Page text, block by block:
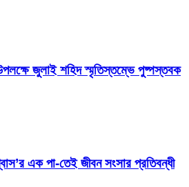
জুলাই শহিদ স্মৃতিস্তম্ভে পুষ্পস্তবক
এক পা-তেই জীবন সংসার প্রতিবন্ধী